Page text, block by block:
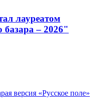
лауреатом
базара – 2026"
«Русское поле»